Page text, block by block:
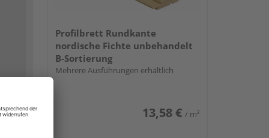
Profilbrett Rundkante
nordische Fichte unbehandelt
B-Sortierung
Mehrere Ausführungen erhältlich
13,58 € / m²